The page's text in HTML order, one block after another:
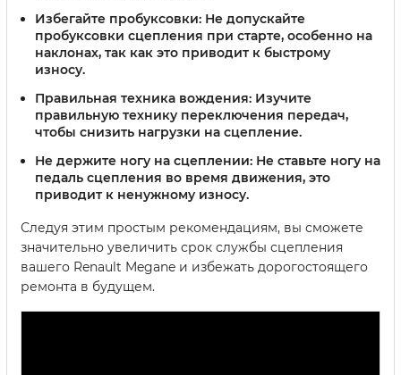
Избегайте пробуксовки: Не допускайте
пробуксовки сцепления при старте, особенно на
наклонах, так как это приводит к быстрому
износу.
Правильная техника вождения: Изучите
правильную технику переключения передач,
чтобы снизить нагрузки на сцепление.
Не держите ногу на сцеплении: Не ставьте ногу на
педаль сцепления во время движения, это
приводит к ненужному износу.
Следуя этим простым рекомендациям, вы сможете
значительно увеличить срок службы сцепления
вашего Renault Megane и избежать дорогостоящего
ремонта в будущем.